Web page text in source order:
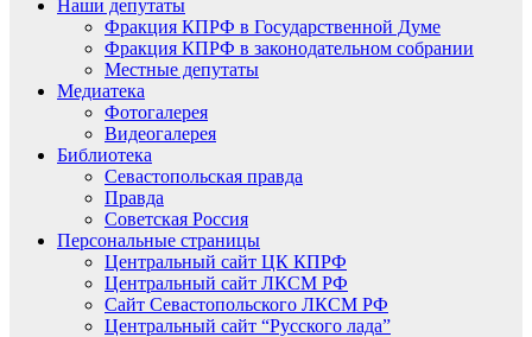
Наши депутаты
Фракция КПРФ в Государственной Думе
Фракция КПРФ в законодательном собрании
Местные депутаты
Медиатека
Фотогалерея
Видеогалерея
Библиотека
Севастопольская правда
Правда
Советская Россия
Персональные страницы
Центральный сайт ЦК КПРФ
Центральный сайт ЛКСМ РФ
Сайт Севастопольского ЛКСМ РФ
Центральный сайт “Русского лада”